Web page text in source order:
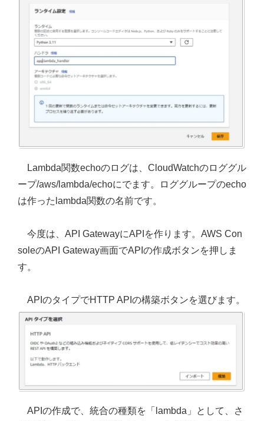
Lambda関数echoのログは、CloudWatchのロググル
ープ/aws/lambda/echoにでます。ロググループのecho
は作ったlambda関数の名前です。
今度は、API GatewayにAPIを作ります。AWS Con
soleのAPI Gateway画面でAPIの作成ボタンを押しま
す。
APIのタイプでHTTP APIの構築ボタンを選びます。
APIの作成で、統合の種類を「lambda」として、さ